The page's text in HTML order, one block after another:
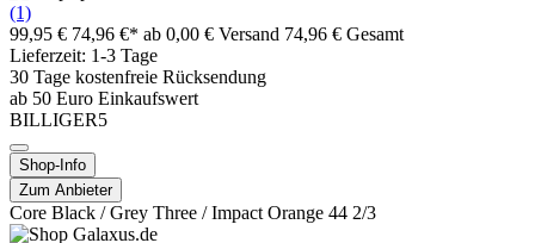
(1)
99,95 € 74,96 €* ab 0,00 € Versand 74,96 € Gesamt
Lieferzeit: 1-3 Tage
30 Tage kostenfreie Rücksendung
ab 50 Euro Einkaufswert
BILLIGER5
Shop-Info
Zum Anbieter
Core Black / Grey Three / Impact Orange 44 2/3